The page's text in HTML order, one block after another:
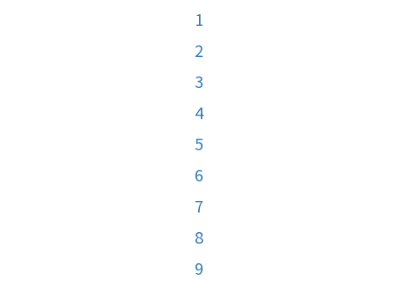
1
2
3
4
5
6
7
8
9